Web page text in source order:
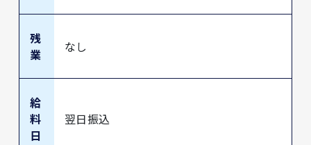
残
業
なし
給
料
日
翌日振込